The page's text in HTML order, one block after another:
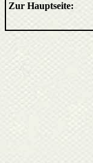
Zur Hauptseite: